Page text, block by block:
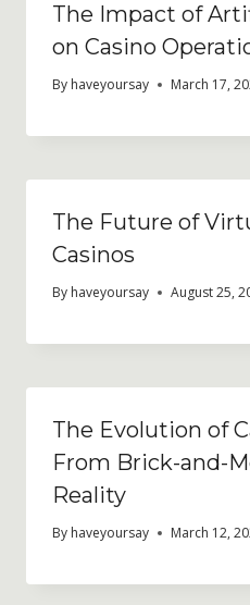
The Impact of
on Casino
By haveyoursay March 17,
The Future of
Casinos
By haveyoursay August 25,
The Evolution of
From Brick-and-
Reality
By haveyoursay March 12,